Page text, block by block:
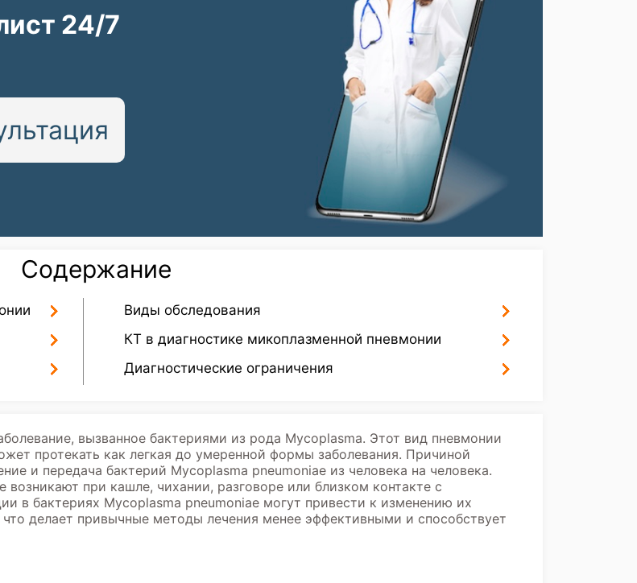
24/7
Содержание
Виды обследования
КТ в диагностике микоплазменной пневмонии
Диагностические ограничения
вызванное бактериями из рода Mycoplasma. Этот вид пневмонии
протекать как легкая до умеренной формы заболевания. Причиной
и передача бактерий Mycoplasma pneumoniae из человека на человека.
при кашле, чихании, разговоре или близком контакте с
в бактериях Mycoplasma pneumoniae могут привести к изменению их
делает привычные методы лечения менее эффективными и способствует